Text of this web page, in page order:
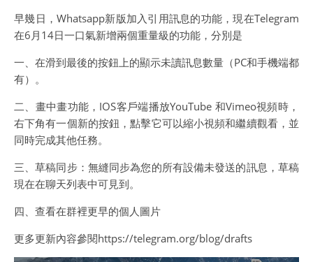
早幾日，Whatsapp新版加入引用訊息的功能，現在Telegram
在6月14日一口氣新增兩個重量級的功能，分別是
一、在滑到最後的按鈕上的顯示未讀訊息數量（PC和手機端都
有）。
二、畫中畫功能，IOS客戶端播放YouTube 和Vimeo視頻時，
右下角有一個新的按鈕，點擊它可以縮小視頻和繼續觀看，並
同時完成其他任務。
三、草稿同步：無縫同步為您的所有設備未發送的訊息，草稿
現在在聊天列表中可見到。
四、查看在群裡更早的個人圖片
更多更新內容參閱https://telegram.org/blog/drafts